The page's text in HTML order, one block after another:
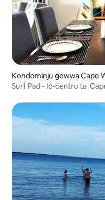
Kondominju ġewwa Cape
Surf Pad - Iċ-ċentru ta